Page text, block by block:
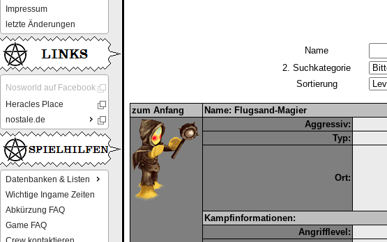
Impressum
letzte Änderungen
Nosworld auf Facebook
Heracles Place
nostale.de
Datenbanken & Listen
Wichtige Ingame Zeiten
Abkürzung FAQ
Game FAQ
Name
2. Suchkategorie
Sortierung
zum Anfang Name: Flugsand-Magier
Aggressiv:
Typ:
Ort:
Kampfinformationen:
Angrifflevel: